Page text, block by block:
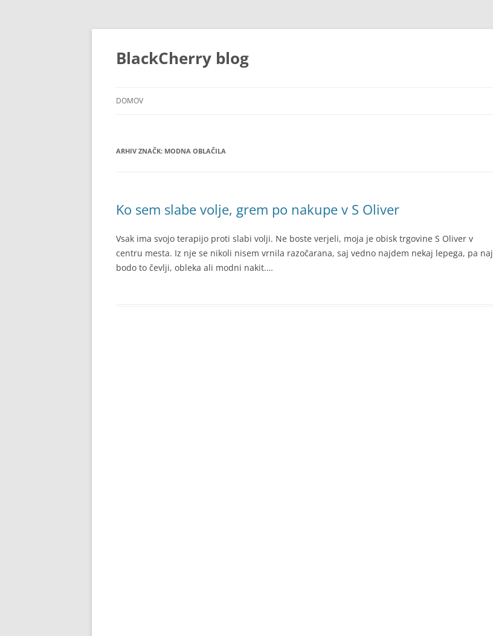
Preskoči
vsebino
BlackCherry blog
DOMOV
ARHIV ZNAČK: MODNA OBLAČILA
Ko sem slabe volje, grem po nakupe v S Oliver
Vsak ima svojo terapijo proti slabi volji. Ne boste verjeli, moja je obisk trgovine S Oliver v
centru mesta. Iz nje se nikoli nisem vrnila razočarana, saj vedno najdem nekaj lepega, pa naj
bodo to čevlji, obleka ali modni nakit.…